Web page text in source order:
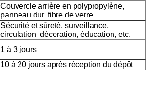
Couvercle arrière en polypropylène,
panneau dur, fibre de verre
Sécurité et sûreté, surveillance,
circulation, décoration, éducation, etc.
1 à 3 jours
10 à 20 jours après réception du dépôt